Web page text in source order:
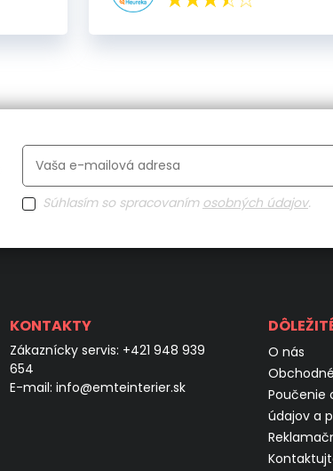
Súhlasím so spracovaním osobných údajov.
KONTAKTY
Zákaznícky servis: +421 948 939
654
E-mail: info@emteinterier.sk
O nás
Poučenie
údajov a